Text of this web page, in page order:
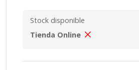
Stock disponible
Tienda Online